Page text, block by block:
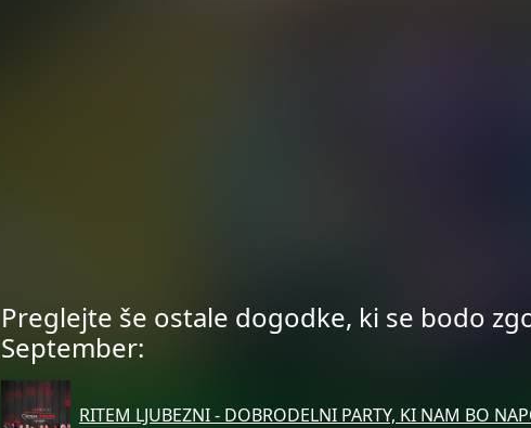
Preglejte še ostale dogodke, ki se bodo
September:
RITEM LJUBEZNI - DOBRODELNI PARTY, KI NAM BO